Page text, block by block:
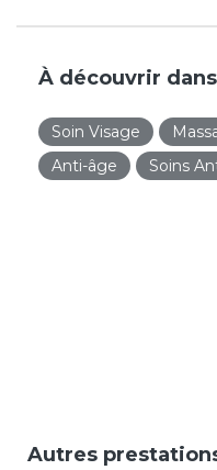
À découvrir
Soin Visage
Anti-âge
Soins
Autres